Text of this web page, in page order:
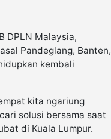
DPLN Malaysia,
Pandeglang, Banten,
kembali
kita ngariung
solusi bersama saat
di Kuala Lumpur.